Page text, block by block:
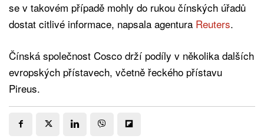
se v takovém případě mohly do rukou čínských úřadů
dostat citlivé informace, napsala agentura Reuters.
Čínská společnost Cosco drží podíly v několika dalších
evropských přístavech, včetně řeckého přístavu
Pireus.